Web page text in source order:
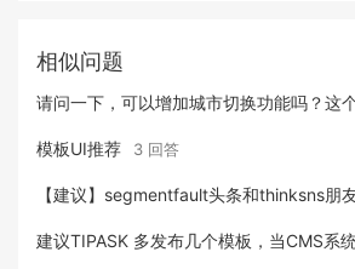
相似问题
请问一下，可以增加城市切换功能吗？这个
模板UI推荐 3 回答
【建议】segmentfault头条和thinksns朋
建议TIPASK 多发布几个模板，当CMS系